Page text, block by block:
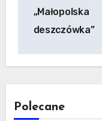
„Małopolska
deszczówka”
Polecane